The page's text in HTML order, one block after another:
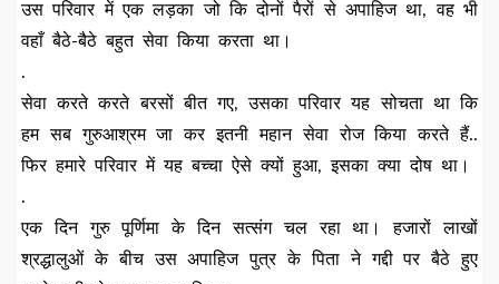
उस परिवार में एक लड़का जो कि दोनों पैरों से अपाहिज था, वह भी
वहाँ बैठे-बैठे बहुत सेवा किया करता था।
.
सेवा करते करते बरसों बीत गए, उसका परिवार यह सोचता था कि
हम सब गुरुआश्रम जा कर इतनी महान सेवा रोज किया करते हैं..
फिर हमारे परिवार में यह बच्चा ऐसे क्यों हुआ, इसका क्या दोष था।
.
एक दिन गुरु पूर्णिमा के दिन सत्संग चल रहा था। हजारों लाखों
श्रद्धालुओं के बीच उस अपाहिज पुत्र के पिता ने गद्दी पर बैठे हुए